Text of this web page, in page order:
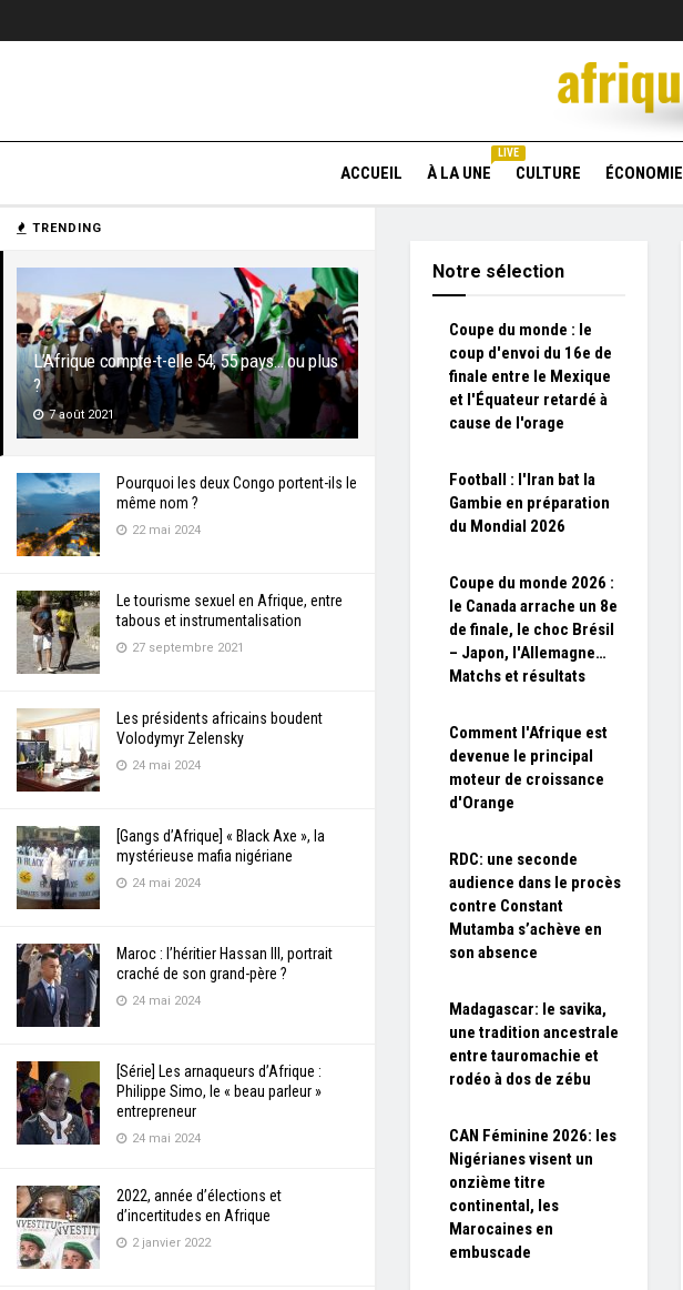
TRENDING
L’Afrique compte-t-elle 54, 55 pays… ou plus
?
7 août 2021
Pourquoi les deux Congo portent-ils le
même nom ?
22 mai 2024
Le tourisme sexuel en Afrique, entre
tabous et instrumentalisation
27 septembre 2021
Les présidents africains boudent
Volodymyr Zelensky
24 mai 2024
[Gangs d’Afrique] « Black Axe », la
mystérieuse mafia nigériane
24 mai 2024
Maroc : l’héritier Hassan III, portrait
craché de son grand-père ?
24 mai 2024
[Série] Les arnaqueurs d’Afrique :
Philippe Simo, le « beau parleur »
entrepreneur
24 mai 2024
2022, année d’élections et
d’incertitudes en Afrique
2 janvier 2022
ACCUEIL À LA UNE
LIVE
CULTURE ÉCONOMIE
Notre sélection
Coupe du monde : le
coup d'envoi du 16e de
finale entre le Mexique
et l'Équateur retardé à
cause de l'orage
Football : l'Iran bat la
Gambie en préparation
du Mondial 2026
Coupe du monde 2026 :
le Canada arrache un 8e
de finale, le choc Brésil
– Japon, l'Allemagne…
Matchs et résultats
Comment l'Afrique est
devenue le principal
moteur de croissance
d'Orange
RDC: une seconde
audience dans le procès
contre Constant
Mutamba s’achève en
son absence
Madagascar: le savika,
une tradition ancestrale
entre tauromachie et
rodéo à dos de zébu
CAN Féminine 2026: les
Nigérianes visent un
onzième titre
continental, les
Marocaines en
embuscade